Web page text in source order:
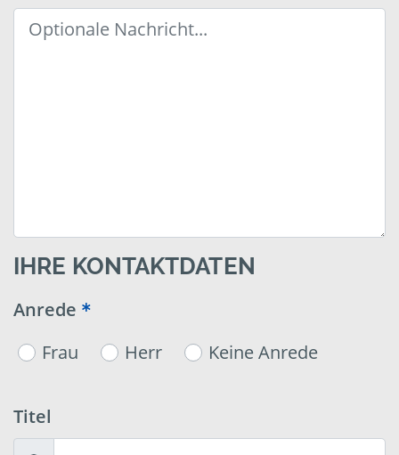
IHRE KONTAKTDATEN
Anrede
Frau
Herr Keine Anrede
Titel